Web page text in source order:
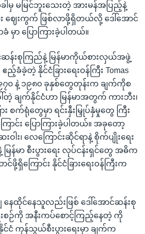
မှ မမြင်ဘူးသေးတဲ့ အားမန်အပြည့်နဲ့
ဈေးကွက် ဖြစ်လာဖို့ရှိတယ်လို့ ဒေါ်အောင်
ာ ပြောကြားခဲ့ပါတယ်။
င်ဆန်းစုကြည်နဲ့ မြန်မာကိုယ်စားလှယ်အဖွဲ့
ခံခဲ့တဲ့ နိုင်ငံခြားရေးဝန်ကြီး Tomas
၇၀ နဲ့ ၁၉၈၀ ခုနှစ်တွေတုန်းက ချက်ကိုစ
ချက်နိုင်ငံဟာ မြန်မာအတွက် ကားဘီး၊
က်ရုံတွေမှာ ရင်းနှီးမြှုပ်နှံမှုတွေ ကြီး
ြောင်း ပြောကြားခဲ့ပါတယ်။ အခုတော့
းဝါး၊ လေကြောင်းဆိုင်ရာနဲ့ စိုက်ပျိုးရေး
ြန်မာ စီးပွားရေး လုပ်ငန်းရှင်တွေ အဓိက
င်ဖို့ရှိကြောင်း နိုင်ငံခြားရေးဝန်ကြီးက
နေထိုင်နေသူလည်းဖြစ် ဒေါ်အောင်ဆန်းစု
းစဉ်ကို အနီးကပ်စောင့်ကြည့်နေတဲ့ ကို
ငံ ကုန်သွယ်စီးပွားရေးမှာ ချက်က